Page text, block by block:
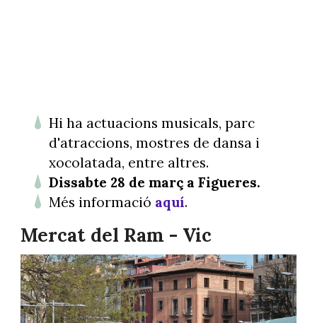
Hi ha actuacions musicals, parc
d'atraccions, mostres de dansa i
xocolatada, entre altres.
Dissabte 28 de març a Figueres.
Més informació aquí.
Mercat del Ram - Vic